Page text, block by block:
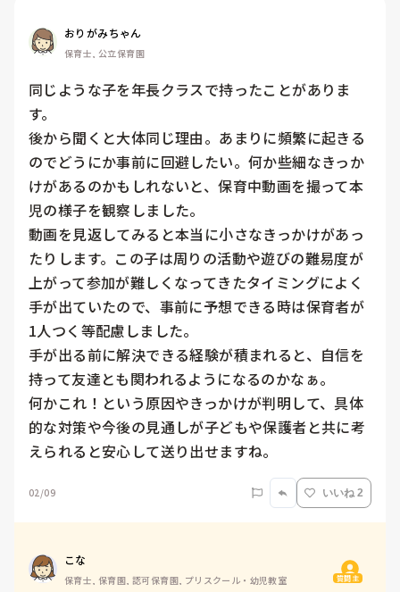
おりがみちゃん
保育士, 公立保育園
同じような子を年長クラスで持ったことがありま
す。
後から聞くと大体同じ理由。あまりに頻繁に起きる
のでどうにか事前に回避したい。何か些細なきっか
けがあるのかもしれないと、保育中動画を撮って本
児の様子を観察しました。
動画を見返してみると本当に小さなきっかけがあっ
たりします。この子は周りの活動や遊びの難易度が
上がって参加が難しくなってきたタイミングによく
手が出ていたので、事前に予想できる時は保育者が
1人つく等配慮しました。
手が出る前に解決できる経験が積まれると、自信を
持って友達とも関われるようになるのかなぁ。
何かこれ！という原因やきっかけが判明して、具体
的な対策や今後の見通しが子どもや保護者と共に考
えられると安心して送り出せますね。
02/09 いいね 2
こな
保育士, 保育園, 認可保育園, プリスクール・幼児教室 質問主